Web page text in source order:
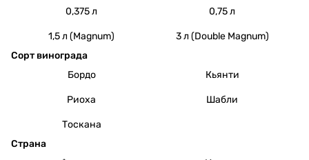
0,375 л
0,75 л
1,5 л (Magnum)
3 л (Double Magnum)
Сорт винограда
Бордо
Кьянти
Риоха Шабли
Тоскана
Страна